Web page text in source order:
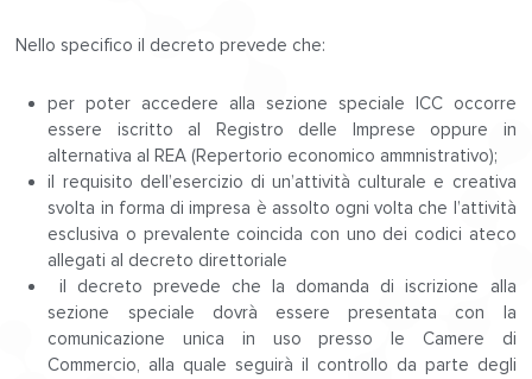
Nello specifico il decreto prevede che:
per poter accedere alla sezione speciale ICC occorre
essere iscritto al Registro delle Imprese oppure in
alternativa al REA (Repertorio economico ammnistrativo);
il requisito dell’esercizio di un’attività culturale e creativa
svolta in forma di impresa è assolto ogni volta che l’attività
esclusiva o prevalente coincida con uno dei codici ateco
allegati al decreto direttoriale
il decreto prevede che la domanda di iscrizione alla
sezione speciale dovrà essere presentata con la
comunicazione unica in uso presso le Camere di
Commercio, alla quale seguirà il controllo da parte degli